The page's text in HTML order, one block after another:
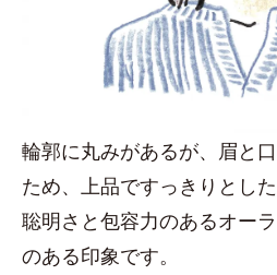
輪郭に丸みがあるが、眉と
ため、上品ですっきりとし
聡明さと包容力のあるオー
のある印象です。